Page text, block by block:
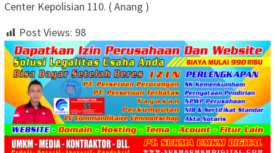
Center Kepolisian 110. ( Anang )
Post Views: 98